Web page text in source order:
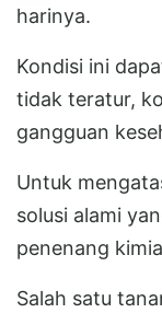
harinya.
Kondisi ini
tidak teratur,
gangguan
Untuk
solusi alami
penenang
Salah satu